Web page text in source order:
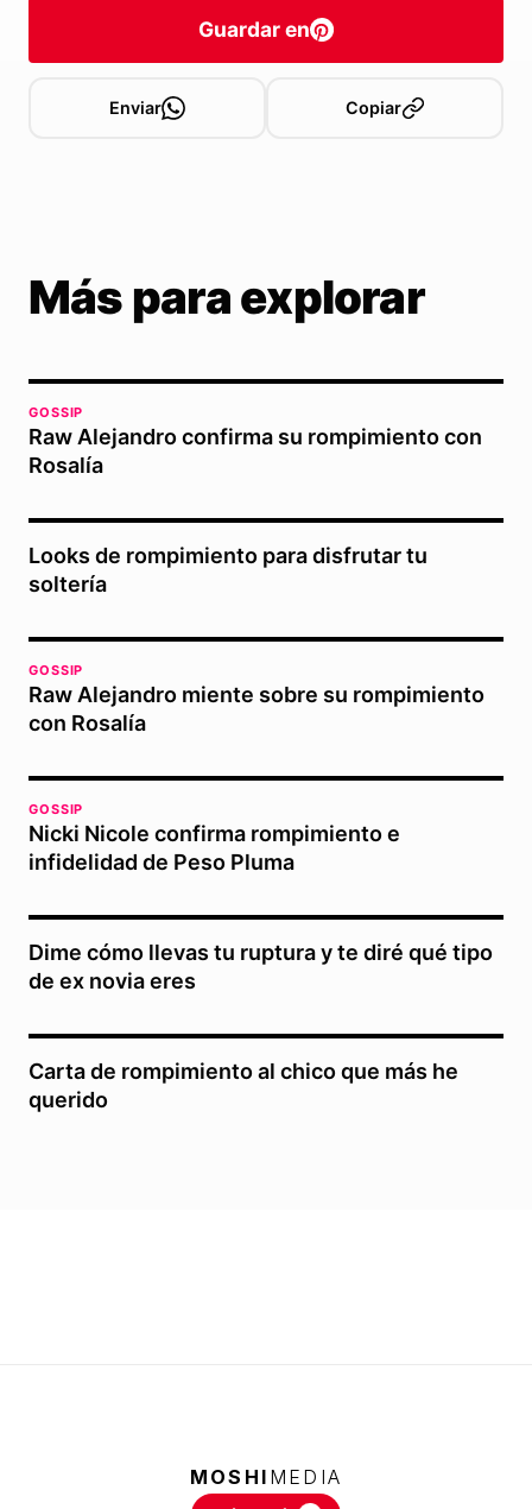
Guardar en
Enviar Copiar
Más para explorar
GOSSIP
Raw Alejandro confirma su rompimiento con
Rosalía
Looks de rompimiento para disfrutar tu
soltería
GOSSIP
Raw Alejandro miente sobre su rompimiento
con Rosalía
GOSSIP
Nicki Nicole confirma rompimiento e
infidelidad de Peso Pluma
Dime cómo llevas tu ruptura y te diré qué tipo
de ex novia eres
Carta de rompimiento al chico que más he
querido
MOSHI MEDIA